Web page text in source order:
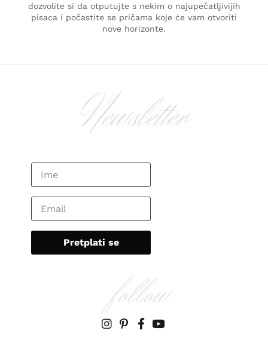
dozvolite si da otputujte s nekim o najupečatljivijih
pisaca i počastite se pričama koje će vam otvoriti
nove horizonte.
Newsletter
follow